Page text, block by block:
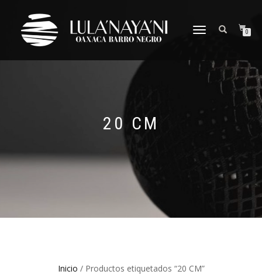
CAMBIAR
0
20 CM
Inicio / Productos etiquetados “20 CM”